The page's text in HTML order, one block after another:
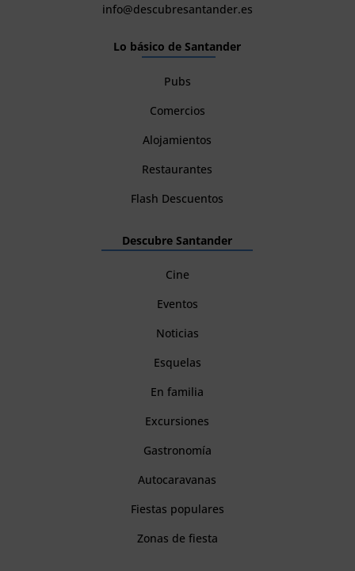
info@descubresantander.es
Lo básico de Santander
Pubs
Comercios
Alojamientos
Restaurantes
Flash Descuentos
Descubre Santander
Cine
Eventos
Noticias
Esquelas
En familia
Excursiones
Gastronomía
Autocaravanas
Fiestas populares
Zonas de fiesta